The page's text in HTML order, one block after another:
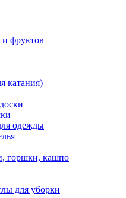
фруктов
катания)
одежды
горшки, кашпо
для уборки